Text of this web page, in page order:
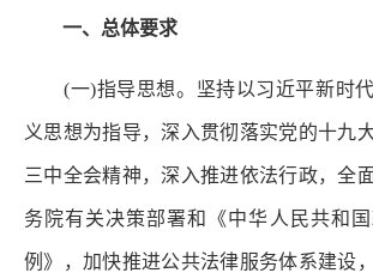
一、总体要求
(一)指导思想。坚持以习近平新时代
义思想为指导，深入贯彻落实党的十九
三中全会精神，深入推进依法行政，全
务院有关决策部署和《中华人民共和
例》，加快推进公共法律服务体系建设